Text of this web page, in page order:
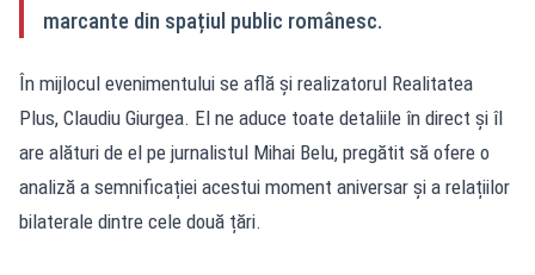
marcante din spațiul public românesc.
În mijlocul evenimentului se află și realizatorul Realitatea
Plus, Claudiu Giurgea. El ne aduce toate detaliile în direct și îl
are alături de el pe jurnalistul Mihai Belu, pregătit să ofere o
analiză a semnificației acestui moment aniversar și a relațiilor
bilaterale dintre cele două țări.